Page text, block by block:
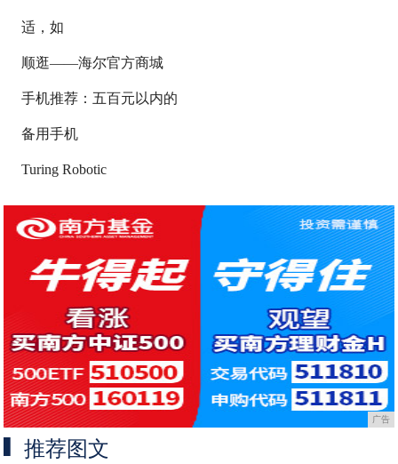
适，如
顺逛——海尔官方商城
手机推荐：五百元以内的
备用手机
Turing Robotic
广告
推荐图文